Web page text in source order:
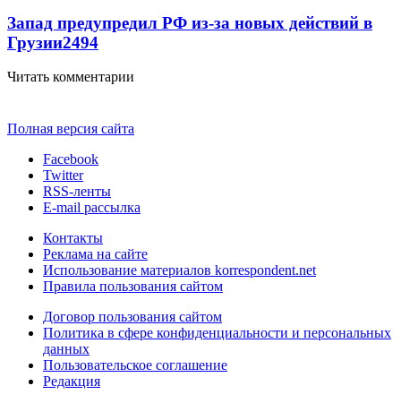
Запад предупредил РФ из-за новых действий в
Грузии2494
Читать комментарии
Полная версия сайта
Facebook
Twitter
RSS-ленты
E-mail рассылка
Контакты
Реклама на сайте
Использование материалов korrespondent.net
Правила пользования сайтом
Договор пользования сайтом
Политика в сфере конфиденциальности и персональных
данных
Пользовательское соглашение
Редакция